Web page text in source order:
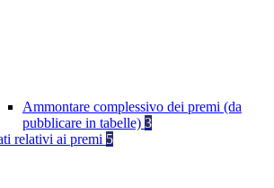
Ammontare complessivo dei premi (da
pubblicare in tabelle) 3
relativi ai premi 5